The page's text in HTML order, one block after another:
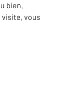
bien.
visite, vous